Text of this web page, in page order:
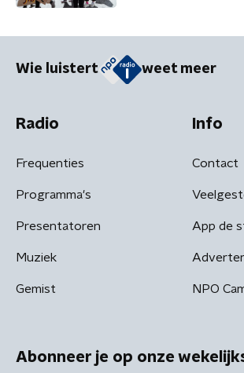
Wie luistert weet meer
Radio
Frequenties
Programma's
Presentatoren
Muziek
Gemist
Info
Contact
App de
NPO
Abonneer je op onze